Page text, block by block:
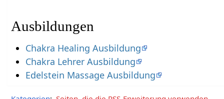
Ausbildungen
Chakra Healing Ausbildung
Chakra Lehrer Ausbildung
Edelstein Massage Ausbildung